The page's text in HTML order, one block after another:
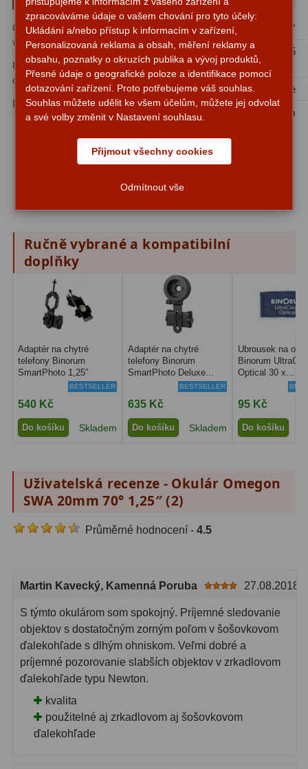
Amici hranoly 45°11
Amici hranoly 90°7
Pozorovací dalekohledy56
Kompaktní11
2
Pro pozorování přírody a
ornitologie18
Dárkové1
Binokulární dalekohledy
Astronomické44
Lovecké a turistické
Námořní11
54
Kapesní14
Univerzální 41
Dálkoměry a Noční vidění 17
Pro děti5
Školní a laboratorní18
Digitální10
Ohnisková
vzdálenost:
20 mm
Upínací průměr
okuláru:
1,25″
Druh okuláru: SWA
Zorné pole:
70°
Počet optických součástí /
jednotlivých čoček:
5
Prosvětlení:
Multiple
Délka:
65 mm
Poradíme vám s výběrem vhodného okuláru pro váš
Ručně vybrané a kompatibilní
doplňky
Adaptér na chytré
telefony Binorum
SmartPhoto 1,25″
BESTSELLER
540 Kč
Do košíku Skladem
Adaptér na chytré
telefony Binorum
SmartPhoto Deluxe...
BESTSELLER
635 Kč
Do košíku Skladem
Ubrousek na
Binorum
Optical 30 x...
95 Kč
Do košíku
Uživatelská recenze - Okulár Omegon
SWA 20mm 70° 1,25″ (2)
Průměrné hodnocení - 4.5
Martin Kavecký, Kamenná Poruba 27.08.2018
S týmto okulárom som spokojný. Príjemné sledovanie
objektov s dostatočným zorným poľom v šošovkovom
ďalekohľade s dlhým ohniskom. Veľmi dobré a
príjemné pozorovanie slabších objektov v zrkadlovom
ďalekohľade typu Newton.
kvalita
použitelné aj zrkadlovom aj šošovkovom
ďalekohľade
zpracováváme údaje o vašem chování pro tyto účely:
Ukládání a/nebo přístup k informacím v zařízení,
Personalizovaná reklama a obsah, měření reklamy a
obsahu, poznatky o okruzích publika a vývoj produktů,
Přesné údaje o geografické poloze a identifikace pomocí
dotazování zařízení. Proto potřebujeme váš souhlas.
Souhlas můžete udělit ke všem účelům, můžete jej odvolat
a své volby změnit v Nastavení souhlasu.
Přijmout všechny cookies
Odmítnout vše